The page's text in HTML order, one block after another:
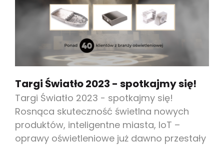
Targi Światło 2023 - spotkajmy się!
Targi Światło 2023 - spotkajmy się!
Rosnąca skuteczność świetlna nowych
produktów, inteligentne miasta, IoT –
oprawy oświetleniowe już dawno przestały